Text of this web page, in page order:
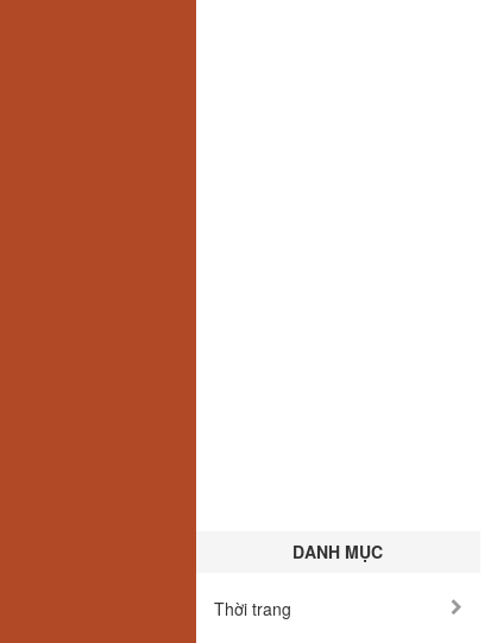
DANH MỤC
Thời trang